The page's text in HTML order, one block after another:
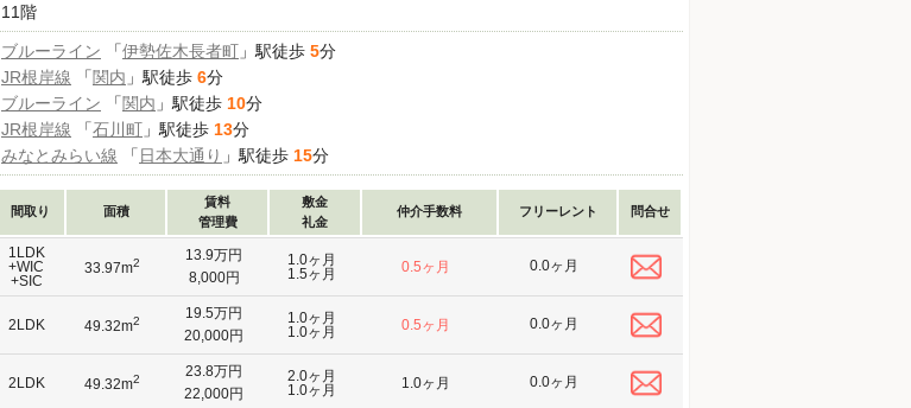
11階
ブルーライン 「伊勢佐木長者町 」駅徒歩 5分
JR根岸線 「関内 」駅徒歩 6分
ブルーライン 「関内 」駅徒歩 10分
JR根岸線 「石川町 」駅徒歩 13分
みなとみらい線 「 日本大通り 」駅徒歩 15分
間取り 面積
賃料
管理費
敷金
礼金
仲介手数料 フリーレント 問合せ
13.9万円
8,000円
1.0ヶ月
1.5ヶ月
0.5ヶ月 0.0ヶ月
1LDK
+WIC
+SIC
33.97m2
19.5万円
20,000円
1.0ヶ月
1.0ヶ月
0.5ヶ月 0.0ヶ月
2LDK 49.32m2
23.8万円
22,000円
2.0ヶ月
1.0ヶ月
1.0ヶ月 0.0ヶ月
2LDK 49.32m2